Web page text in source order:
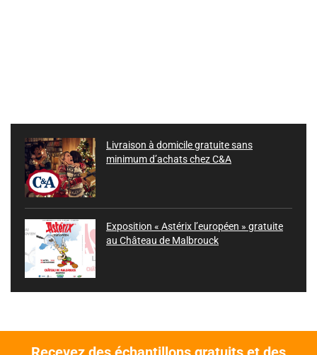
Livraison à domicile gratuite sans
minimum d’achats chez C&A
Exposition « Astérix l’européen » gratuite
au Château de Malbrouck